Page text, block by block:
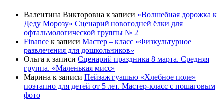
Валентина Викторовна к записи «Волшебная дорожка к
Деду Морозу» Сценарий новогодней ёлки для
офтальмологической группы № 2
Finance к записи Мастер – класс «Физкультурное
развлечения для дошкольников»
Ольга к записи Сценарий праздника 8 марта. Средняя
группа. «Маленькая мисс»
Марина к записи Пейзаж гуашью «Хлебное поле»
поэтапно для детей от 5 лет. Мастер-класс с пошаговым
фото